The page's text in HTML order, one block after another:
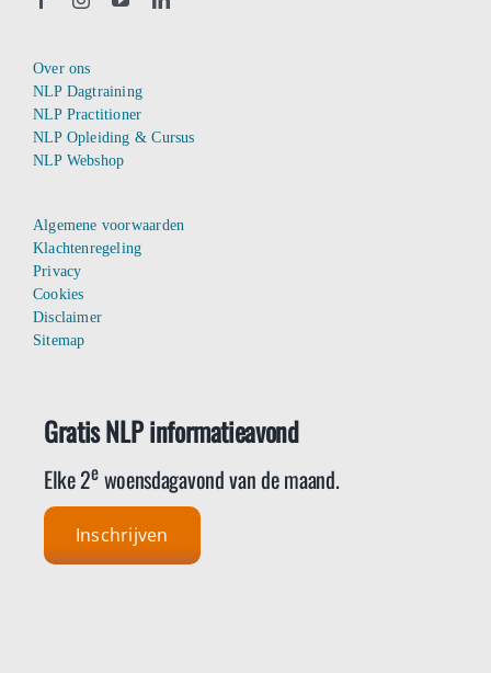
Over ons
NLP Dagtraining
NLP Practitioner
NLP Opleiding & Cursus
NLP Webshop
Algemene voorwaarden
Klachtenregeling
Privacy
Cookies
Disclaimer
Sitemap
Gratis NLP informatieavond
Elke 2ewoensdagavond van de maand.
Inschrijven